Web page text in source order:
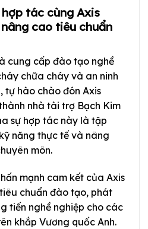
tác cùng Axis
cao tiêu chuẩn
cung cấp đào tạo nghề
chữa cháy và an ninh
tự hào chào đón Axis
nhà tài trợ Bạch Kim
sự hợp tác này là tập
năng thực tế và nâng
môn.
mạnh cam kết của Axis
chuẩn đào tạo, phát
tiến nghề nghiệp cho các
khắp Vương quốc Anh.